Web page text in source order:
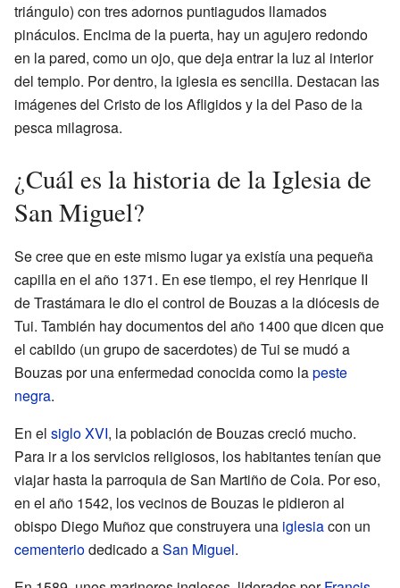
triángulo) con tres adornos puntiagudos llamados
pináculos. Encima de la puerta, hay un agujero redondo
en la pared, como un ojo, que deja entrar la luz al interior
del templo. Por dentro, la iglesia es sencilla. Destacan las
imágenes del Cristo de los Afligidos y la del Paso de la
pesca milagrosa.
¿Cuál es la historia de la Iglesia de
San Miguel?
Se cree que en este mismo lugar ya existía una pequeña
capilla en el año 1371. En ese tiempo, el rey Henrique II
de Trastámara le dio el control de Bouzas a la diócesis de
Tui. También hay documentos del año 1400 que dicen que
el cabildo (un grupo de sacerdotes) de Tui se mudó a
Bouzas por una enfermedad conocida como lapeste
negra.
En el siglo XVI, la población de Bouzas creció mucho.
Para ir a los servicios religiosos, los habitantes tenían que
viajar hasta la parroquia de San Martiño de Coia. Por eso,
en el año 1542, los vecinos de Bouzas le pidieron al
obispo Diego Muñoz que construyera una iglesiacon un
cementeriodedicado aSan Miguel.